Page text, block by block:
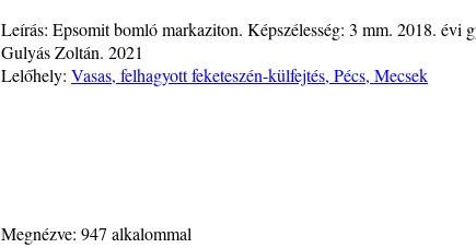
Leírás: Epsomit bomló markaziton. Képszélesség: 3 mm. 2018. évi
Gulyás Zoltán. 2021
Lelőhely: Vasas, felhagyott feketeszén-külfejtés, Pécs, Mecsek
Megnézve: 947 alkalommal